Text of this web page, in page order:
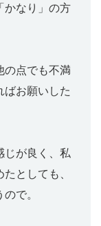
かなり」の方
の点でも不満
ばお願いした
じが良く、私
としても、
で。